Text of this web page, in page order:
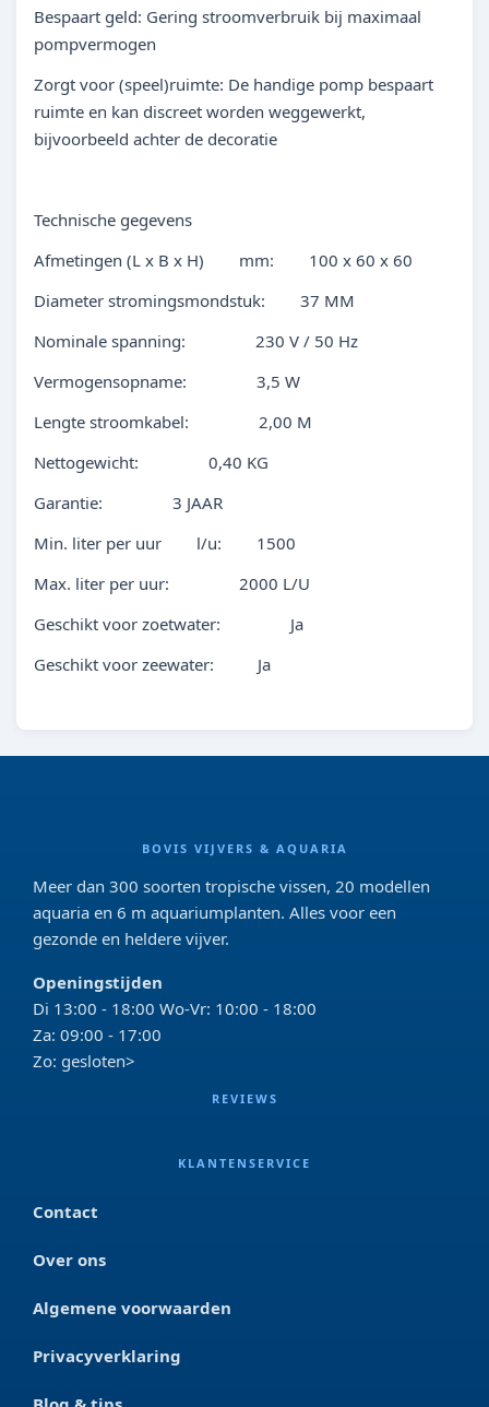
Bespaart geld: Gering stroomverbruik bij maximaal
pompvermogen
Zorgt voor (speel)ruimte: De handige pomp bespaart
ruimte en kan discreet worden weggewerkt,
bijvoorbeeld achter de decoratie
Technische gegevens
Afmetingen (L x B x H) mm: 100 x 60 x 60
Diameter stromingsmondstuk: 37 MM
Nominale spanning: 230 V / 50 Hz
Vermogensopname: 3,5 W
Lengte stroomkabel: 2,00 M
Nettogewicht: 0,40 KG
Garantie: 3 JAAR
Min. liter per uur l/u: 1500
Max. liter per uur: 2000 L/U
Geschikt voor zoetwater: Ja
Geschikt voor zeewater: Ja
BOVIS VIJVERS & AQUARIA
Meer dan 300 soorten tropische vissen, 20 modellen
aquaria en 6 m aquariumplanten. Alles voor een
gezonde en heldere vijver.
Openingstijden
Di 13:00 - 18:00 Wo-Vr: 10:00 - 18:00
Za: 09:00 - 17:00
Zo: gesloten>
REVIEWS
KLANTENSERVICE
Contact
Over ons
Algemene voorwaarden
Privacyverklaring